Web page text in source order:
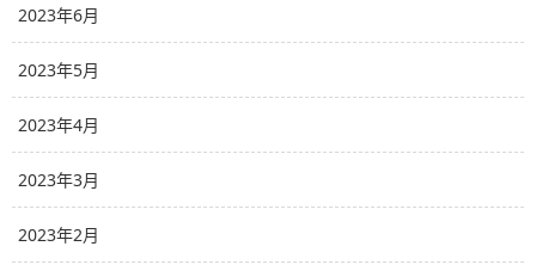
2023年6月
2023年5月
2023年4月
2023年3月
2023年2月